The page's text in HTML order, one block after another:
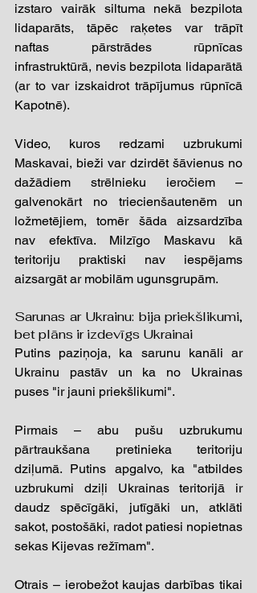
izstaro vairāk siltuma nekā bezpilota
lidaparāts, tāpēc raķetes var trāpīt
naftas pārstrādes rūpnīcas
infrastruktūrā, nevis bezpilota lidaparātā
(ar to var izskaidrot trāpījumus rūpnīcā
Kapotnē).
Video, kuros redzami uzbrukumi
Maskavai, bieži var dzirdēt šāvienus no
dažādiem strēlnieku ieročiem –
galvenokārt no triecienšautenēm un
ložmetējiem, tomēr šāda aizsardzība
nav efektīva. Milzīgo Maskavu kā
teritoriju praktiski nav iespējams
aizsargāt ar mobilām ugunsgrupām.
Sarunas ar Ukrainu: bija priekšlikumi,
bet plāns ir izdevīgs Ukrainai
Putins paziņoja, ka sarunu kanāli ar
Ukrainu pastāv un ka no Ukrainas
puses "ir jauni priekšlikumi".
Pirmais – abu pušu uzbrukumu
pārtraukšana pretinieka teritoriju
dziļumā. Putins apgalvo, ka "atbildes
uzbrukumi dziļi Ukrainas teritorijā ir
daudz spēcīgāki, jutīgāki un, atklāti
sakot, postošāki, radot patiesi nopietnas
sekas Kijevas režīmam".
Otrais – ierobežot kaujas darbības tikai